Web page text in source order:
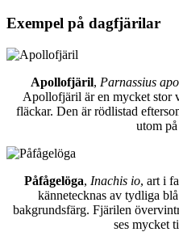
Exempel på dagfjärilar
Apollofjäril, Parnassius
Apollofjäril är en mycket stor
fläckar. Den är rödlistad
utom
Påfågelöga, Inachis io, art i
kännetecknas av tydliga
bakgrundsfärg. Fjärilen
ses mycket